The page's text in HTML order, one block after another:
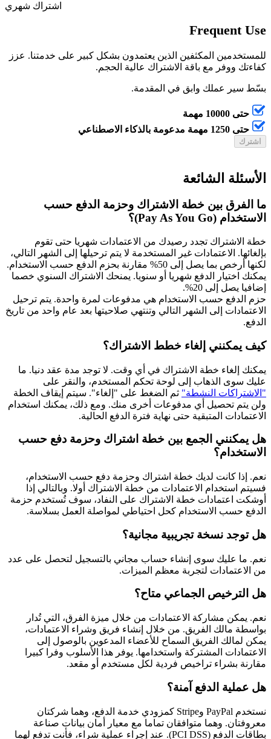
اشتراك شهري
Frequent Use
للمستخدمين المكثفين الذين يعتمدون بشكل كبير على خدمتنا. عزز
كفاءتك ووفر مع باقة الاشتراك عالية الحجم.
بسّط سير عملك وابق في المقدمة.
حتى 10000 مهمة
حتى 1250 مهمة مدعومة بالذكاء الاصطناعي
اشترك
الأسئلة الشائعة
ما الفرق بين خطة الاشتراك وحزمة الدفع حسب
الاستخدام (Pay As You Go)؟
خطة الاشتراك تجدد رصيدك من الاعتمادات شهريا حتى تقوم
بإلغائها. الاعتمادات غير المستخدمة لا يتم ترحيلها إلى الشهر التالي،
لكنها أرخص بما يصل إلى 50% مقارنة بحزم الدفع حسب الاستخدام.
يمكنك اختيار الدفع شهريا أو سنويا. يمنحك الاشتراك السنوي خصما
إضافيا يصل إلى 20%.
حزم الدفع حسب الاستخدام هي مدفوعات لمرة واحدة. يتم ترحيل
الاعتمادات إلى الشهر التالي وتنتهي صلاحيتها بعد عام واحد من تاريخ
الدفع.
كيف يمكنني إلغاء خطط الاشتراك؟
يمكنك إلغاء خطة الاشتراك في أي وقت. لا توجد مدة عقد دنيا. ما
عليك سوى الذهاب إلى لوحة تحكم المستخدم، والنقر على
"الاشتراكات النشطة" ثم الضغط على "إلغاء". سيتم إيقاف الخطة
ولن يتم تحصيل أي مدفوعات أخرى منك. ومع ذلك، يمكنك استخدام
الاعتمادات المتبقية حتى نهاية فترة الدفع الحالية.
هل يمكنني الجمع بين خطة اشتراك وحزمة دفع حسب
الاستخدام؟
نعم. إذا كانت لديك خطة اشتراك وحزمة دفع حسب الاستخدام،
فسيتم استخدام الاعتمادات من خطة الاشتراك أولا. وبالتالي إذا
أوشكت اعتمادات خطة الاشتراك على النفاد، سوف تُستخدم حزمة
الدفع حسب الاستخدام كحل احتياطي لمواصلة العمل بسلاسة.
هل توجد نسخة تجريبية مجانية؟
نعم. ما عليك سوى إنشاء حساب مجاني بالتسجيل لتحصل على عدد
من الاعتمادات لتجربة معظم الميزات.
هل الترخيص الجماعي متاح؟
نعم. يمكن مشاركة الاعتمادات من خلال ميزة الفرق، التي تُدار
بواسطة مالك الفريق. من خلال إنشاء فريق وشراء الاعتمادات،
يمكن لمالك الفريق السماح للأعضاء المدعوين بالوصول إلى
الاعتمادات المشتركة واستخدامها. يوفر هذا الأسلوب وفرا كبيرا
مقارنة بشراء تراخيص فردية لكل مستخدم أو مقعد.
هل عملية الدفع آمنة؟
نستخدم PayPal وStripe كمزودي خدمة الدفع، وهما شركتان
معروفتان. وهما متوافقان تماما مع معيار أمان بيانات صناعة
بطاقات الدفع (PCI DSS). عند إجراء عملية شراء، فأنت تدفع لهما